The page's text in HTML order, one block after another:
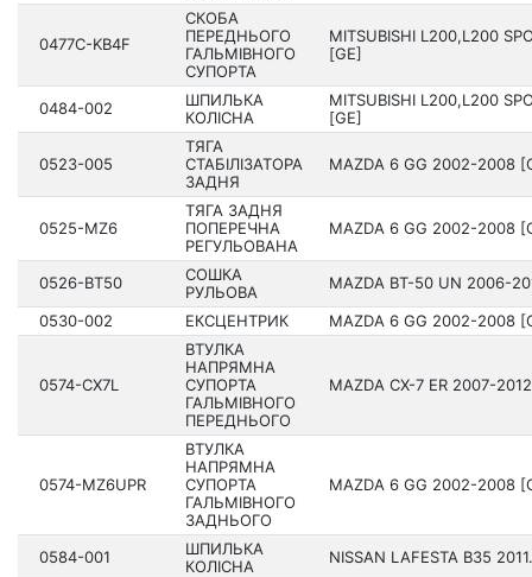
0477C-KB4F
СКОБА
ПЕРЕДНЬОГО
ГАЛЬМІВНОГО
СУПОРТА
MITSUBISHI L200,L200
[GE]
0484-002
ШПИЛЬКА
КОЛІСНА
MITSUBISHI L200,L200
[GE]
0523-005
ТЯГА
СТАБІЛІЗАТОРА
ЗАДНЯ
MAZDA 6 GG 2002-2008
0525-MZ6
ТЯГА ЗАДНЯ
ПОПЕРЕЧНА
РЕГУЛЬОВАНА
MAZDA 6 GG 2002-2008
0526-BT50
СОШКА
РУЛЬОВА
MAZDA BT-50 UN 2006-
0530-002
ЕКСЦЕНТРИК MAZDA 6 GG 2002-2008
0574-CX7L
ВТУЛКА
НАПРЯМНА
СУПОРТА
ГАЛЬМІВНОГО
ПЕРЕДНЬОГО
MAZDA CX-7 ER 2007-
0574-MZ6UPR
ВТУЛКА
НАПРЯМНА
СУПОРТА
ГАЛЬМІВНОГО
ЗАДНЬОГО
MAZDA 6 GG 2002-2008
0584-001
ШПИЛЬКА
КОЛІСНА
NISSAN LAFESTA B35